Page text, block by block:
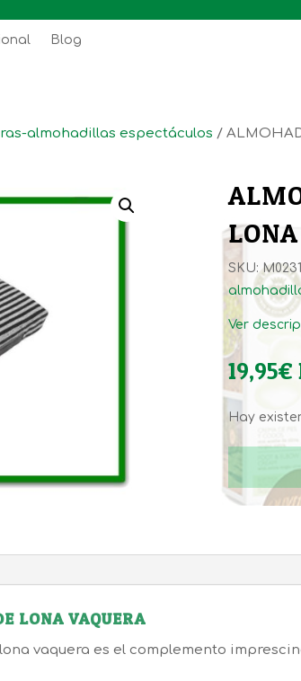
Blog
almohadillas espectáculos /
SKU:
Ver
19,95€
Hay
DE
LONA
cantidad
LONA VAQUERA
vaquera es el complemento